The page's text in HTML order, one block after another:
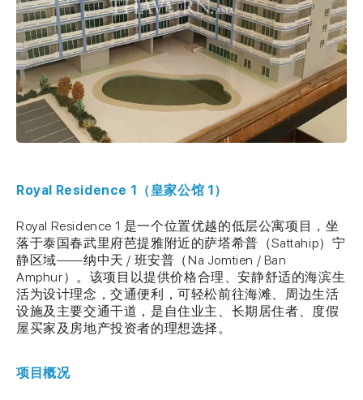
Royal Residence 1（皇家公馆 1）
Royal Residence 1 是一个位置优越的低层公寓项目，坐
落于泰国春武里府芭提雅附近的萨塔希普（Sattahip）宁
静区域——纳中天 / 班安普（Na Jomtien / Ban
Amphur）。该项目以提供价格合理、安静舒适的海滨生
活为设计理念，交通便利，可轻松前往海滩、周边生活
设施及主要交通干道，是自住业主、长期居住者、度假
屋买家及房地产投资者的理想选择。
项目概况